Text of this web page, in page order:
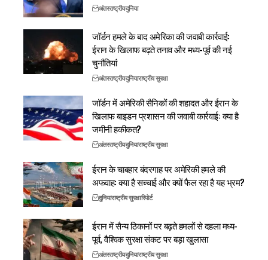
अंतरराष्ट्रीयदुनिया
जॉर्डन हमले के बाद अमेरिका की जवाबी कार्रवाई:
ईरान के खिलाफ बढ़ते तनाव और मध्य-पूर्व की नई
चुनौतियां
अंतरराष्ट्रीयदुनियाराष्ट्रीय सुरक्षा
जॉर्डन में अमेरिकी सैनिकों की शहादत और ईरान के
खिलाफ बाइडन प्रशासन की जवाबी कार्रवाई: क्या है
जमीनी हकीकत?
अंतरराष्ट्रीयदुनियाराष्ट्रीय सुरक्षा
ईरान के चाबहार बंदरगाह पर अमेरिकी हमले की
अफवाह: क्या है सच्चाई और क्यों फैल रहा है यह भ्रम?
दुनियाराष्ट्रीय सुरक्षारिपोर्ट
ईरान में सैन्य ठिकानों पर बढ़ते हमलों से दहला मध्य-
पूर्व, वैश्विक सुरक्षा संकट पर बड़ा खुलासा
अंतरराष्ट्रीयदुनियाराष्ट्रीय सुरक्षा